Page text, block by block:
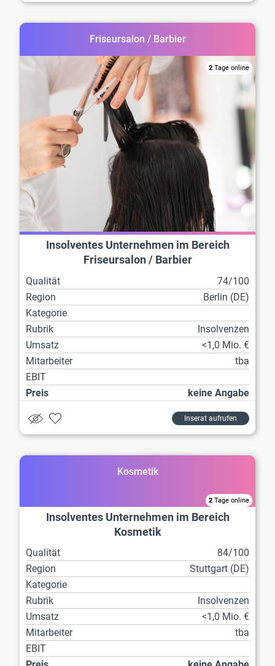
Friseursalon / Barbier
2 Tage online
Insolventes Unternehmen im Bereich
Friseursalon / Barbier
Qualität
74/100
Region
Berlin (DE)
Kategorie
Rubrik
Insolvenzen
Umsatz
<1,0 Mio. €
Mitarbeiter
tba
EBIT
Preis
keine Angabe
Inserat aufrufen
Kosmetik
2 Tage online
Insolventes Unternehmen im Bereich
Kosmetik
Qualität
84/100
Region
Stuttgart (DE)
Kategorie
Rubrik
Insolvenzen
Umsatz
<1,0 Mio. €
Mitarbeiter
tba
EBIT